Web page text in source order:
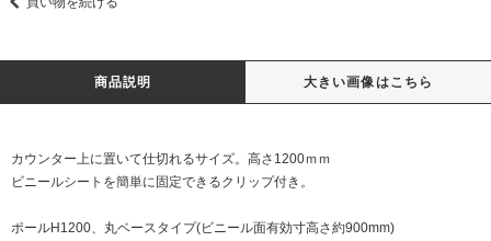
商品説明 大きい画像はこちら
カウンター上に置いて仕切れるサイズ。高さ1200ｍｍ
ビニールシートを簡単に固定できるクリップ付き。
ポールH1200、丸ベースタイプ(ビニール面有効寸高さ約900mm)